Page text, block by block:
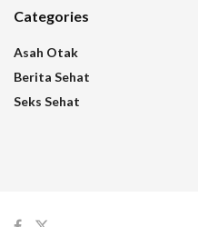
Categories
Asah Otak
Berita Sehat
Seks Sehat